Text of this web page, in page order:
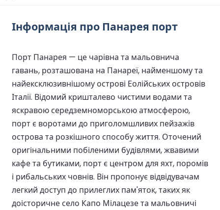
Інформація про Панарея порт
Порт Панарея — це чарівна та мальовнича
гавань, розташована на Панареї, найменшому та
найексклюзивнішому острові Еолійських островів
Італії. Відомий кришталево чистими водами та
яскравою середземноморською атмосферою,
порт є воротами до приголомшливих пейзажів
острова та розкішного способу життя. Оточений
оригінальними побіленими будівлями, жвавими
кафе та бутиками, порт є центром для яхт, поромів
і рибальських човнів. Він пропонує відвідувачам
легкий доступ до прилеглих пам'яток, таких як
доісторичне село Капо Мілацезе та мальовничі